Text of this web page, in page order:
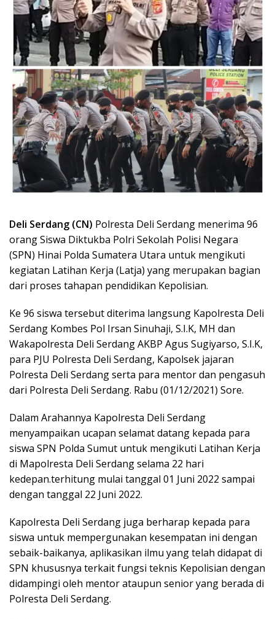
Deli Serdang (CN) Polresta Deli Serdang menerima 96
orang Siswa Diktukba Polri Sekolah Polisi Negara
(SPN) Hinai Polda Sumatera Utara untuk mengikuti
kegiatan Latihan Kerja (Latja) yang merupakan bagian
dari proses tahapan pendidikan Kepolisian.
Ke 96 siswa tersebut diterima langsung Kapolresta Deli
Serdang Kombes Pol Irsan Sinuhaji, S.I.K, MH dan
Wakapolresta Deli Serdang AKBP Agus Sugiyarso, S.I.K,
para PJU Polresta Deli Serdang, Kapolsek jajaran
Polresta Deli Serdang serta para mentor dan pengasuh
dari Polresta Deli Serdang. Rabu (01/12/2021) Sore.
Dalam Arahannya Kapolresta Deli Serdang
menyampaikan ucapan selamat datang kepada para
siswa SPN Polda Sumut untuk mengikuti Latihan Kerja
di Mapolresta Deli Serdang selama 22 hari
kedepan.terhitung mulai tanggal 01 Juni 2022 sampai
dengan tanggal 22 Juni 2022.
Kapolresta Deli Serdang juga berharap kepada para
siswa untuk mempergunakan kesempatan ini dengan
sebaik-baikanya, aplikasikan ilmu yang telah didapat di
SPN khususnya terkait fungsi teknis Kepolisian dengan
didampingi oleh mentor ataupun senior yang berada di
Polresta Deli Serdang.